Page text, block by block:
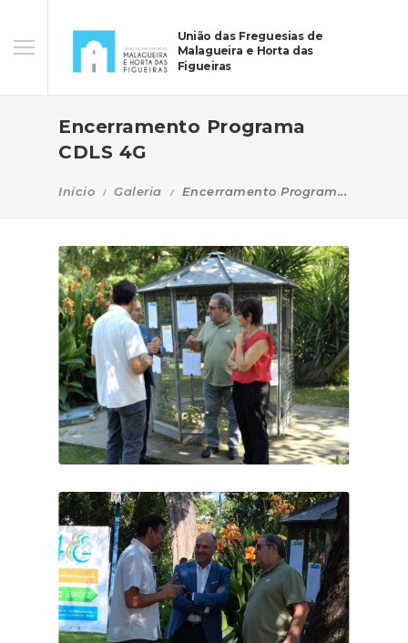
União das Freguesias de
Malagueira e Horta das
Figueiras
Encerramento Programa
CDLS 4G
Início Galeria Encerramento Program...